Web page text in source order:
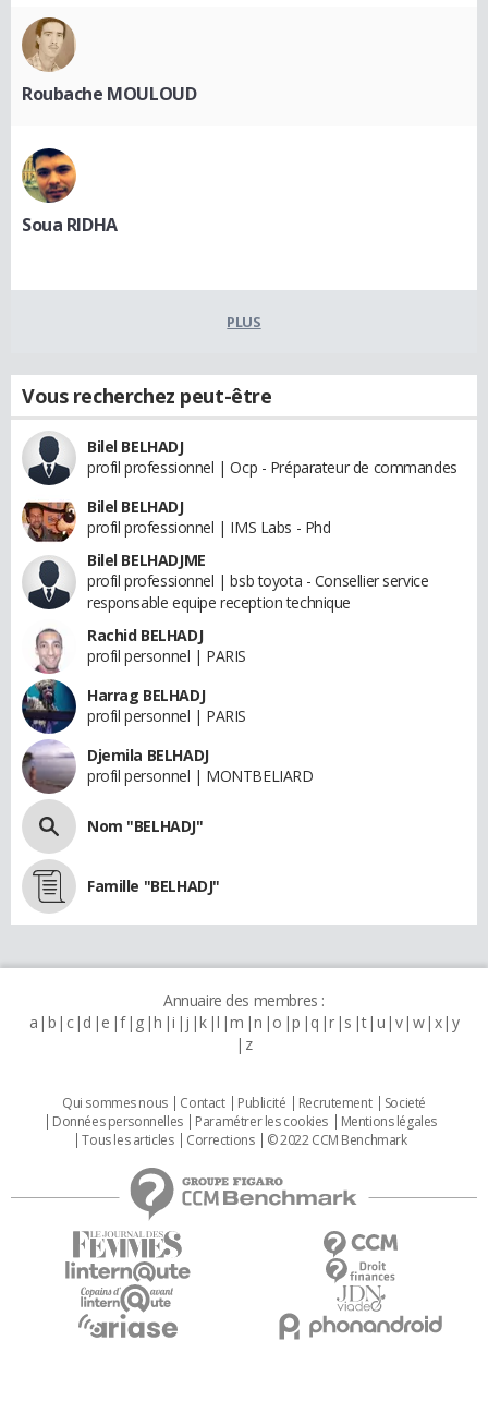
Roubache MOULOUD
Soua RIDHA
PLUS
Vous recherchez peut-être
Bilel BELHADJ
profil professionnel | Ocp - Préparateur de commandes
Bilel BELHADJ
profil professionnel | IMS Labs - Phd
Bilel BELHADJME
profil professionnel | bsb toyota - Consellier service
responsable equipe reception technique
Rachid BELHADJ
profil personnel | PARIS
Harrag BELHADJ
profil personnel | PARIS
Djemila BELHADJ
profil personnel | MONTBELIARD
Nom "BELHADJ"
Famille "BELHADJ"
Annuaire des membres :
a b c d e f g h i j k l m n o p q r s t u v w x y
z
Qui sommes nous Contact Publicité Recrutement
Societé
Données personnelles
Paramétrer les cookies
Mentions légales
Tous les articles
Corrections © 2022 CCM Benchmark